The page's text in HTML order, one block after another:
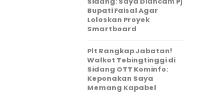
Bupati Faisal Agar
Loloskan Proyek
Smartboard
Plt Rangkap Jabatan!
Walkot Tebingtinggi di
Sidang OTT Kominfo:
Keponakan Saya
Memang Kapabel